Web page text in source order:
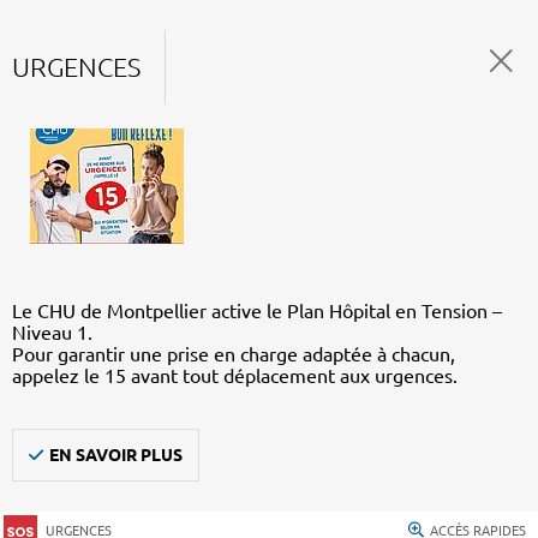
URGENCES
Le CHU de Montpellier active le Plan Hôpital en Tension –
Niveau 1.
Pour garantir une prise en charge adaptée à chacun,
appelez le 15 avant tout déplacement aux urgences.
EN SAVOIR PLUS
URGENCES ACCÈS RAPIDES